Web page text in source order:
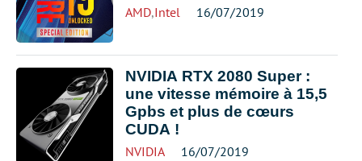
AMD,Intel 16/07/2019
NVIDIA RTX 2080 Super :
une vitesse mémoire à 15,5
Gpbs et plus de cœurs
CUDA !
NVIDIA 16/07/2019